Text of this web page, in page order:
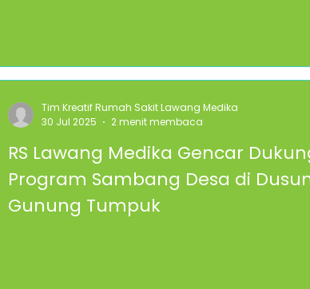
RS Lawang Medika Gencar
Program Sambang Desa di
Gunung Tumpuk
Tim Kreatif Rumah Sakit Lawang Medika
30 Jul 2025
2 menit membaca